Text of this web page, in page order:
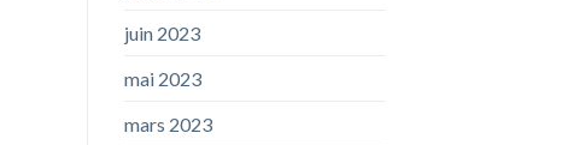
juin 2023
mai 2023
mars 2023